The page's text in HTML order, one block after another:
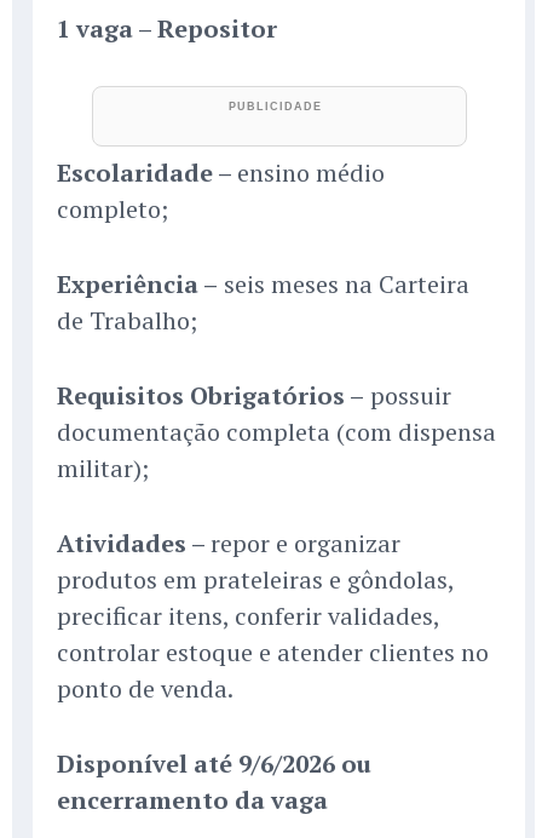
1 vaga – Repositor
Escolaridade – ensino médio
completo;
Experiência – seis meses na Carteira
de Trabalho;
Requisitos Obrigatórios – possuir
documentação completa (com dispensa
militar);
Atividades –repor e organizar
produtos em prateleiras e gôndolas,
precificar itens, conferir validades,
controlar estoque e atender clientes no
ponto de venda.
Disponível até 9/6/2026 ou
encerramento da vaga